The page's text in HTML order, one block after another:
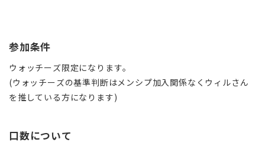
参加条件
ウォッチーズ限定になります。
(ウォッチーズの基準判断はメンシプ加入関係なくウィルさん
を推している方になります)
口数について